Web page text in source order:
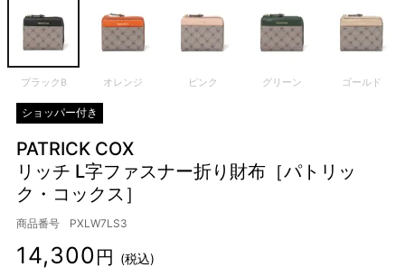
ブラックB オレンジ ピンク グリーン ゴールド
ショッパー付き
PATRICK COX
リッチ L字ファスナー折り財布［パトリッ
ク・コックス］
商品番号 PXLW7LS3
14,300 税込